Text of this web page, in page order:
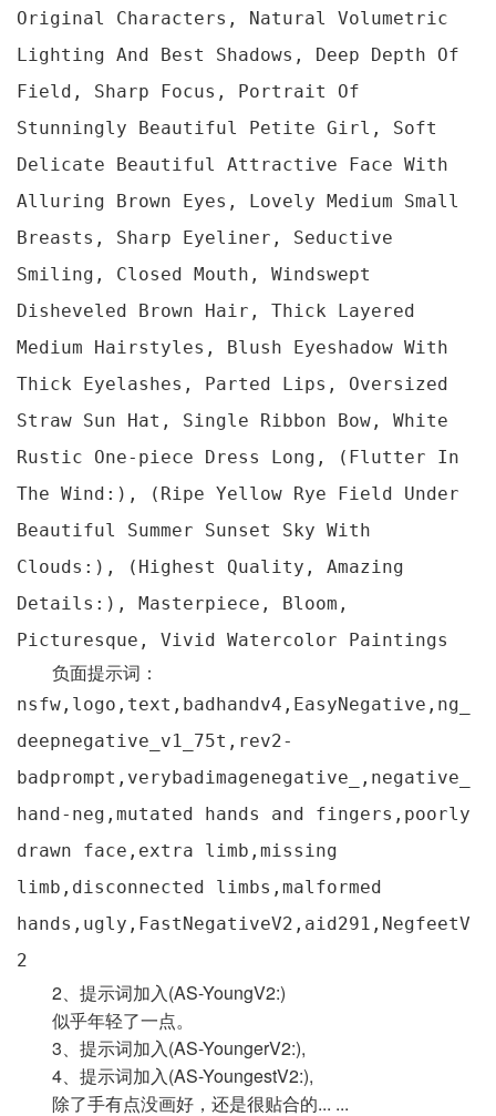
Original Characters, Natural Volumetric
Lighting And Best Shadows, Deep Depth Of
Field, Sharp Focus, Portrait Of
Stunningly Beautiful Petite Girl, Soft
Delicate Beautiful Attractive Face With
Alluring Brown Eyes, Lovely Medium Small
Breasts, Sharp Eyeliner, Seductive
Smiling, Closed Mouth, Windswept
Disheveled Brown Hair, Thick Layered
Medium Hairstyles, Blush Eyeshadow With
Thick Eyelashes, Parted Lips, Oversized
Straw Sun Hat, Single Ribbon Bow, White
Rustic One-piece Dress Long, (Flutter In
The Wind:), (Ripe Yellow Rye Field Under
Beautiful Summer Sunset Sky With
Clouds:), (Highest Quality, Amazing
Details:), Masterpiece, Bloom,
Picturesque, Vivid Watercolor Paintings
负面提示词：
nsfw,logo,text,badhandv4,EasyNegative,ng_
deepnegative_v1_75t,rev2-
badprompt,verybadimagenegative_,negative_
hand-neg,mutated hands and fingers,poorly
drawn face,extra limb,missing
limb,disconnected limbs,malformed
hands,ugly,FastNegativeV2,aid291,NegfeetV
2
2、提示词加入(AS-YoungV2:)
似乎年轻了一点。
3、提示词加入(AS-YoungerV2:),
4、提示词加入(AS-YoungestV2:),
除了手有点没画好，还是很贴合的... ...